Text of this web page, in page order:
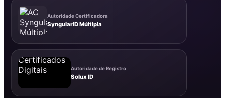
Autoridade Certificadora
SyngularID Múltipla
Autoridade de Registro
Solux ID